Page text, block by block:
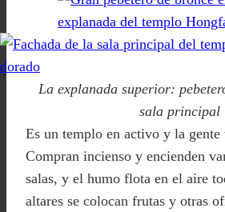
La explanada superior:
sala principal
Es un templo en activo y la gente
Compran incienso y encienden
salas, y el humo flota en el aire
altares se colocan frutas y otras